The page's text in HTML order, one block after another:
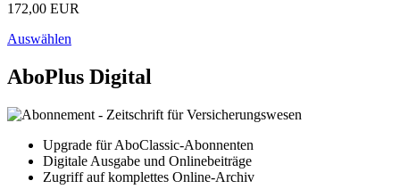
172,00 EUR
Auswählen
AboPlus Digital
Upgrade für AboClassic-Abonnenten
Digitale Ausgabe und Onlinebeiträge
Zugriff auf komplettes Online-Archiv